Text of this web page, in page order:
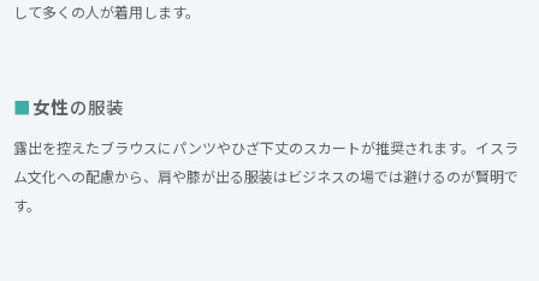
して多くの人が着用します。
女性の服装
露出を控えたブラウスにパンツやひざ下丈のスカートが推奨されます。イスラ
ム文化への配慮から、肩や膝が出る服装はビジネスの場では避けるのが賢明で
す。